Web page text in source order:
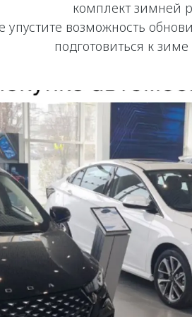
комплект зимней
упустите возможность
подготовиться к